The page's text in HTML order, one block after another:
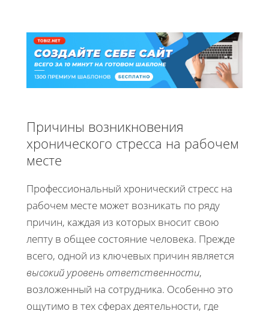
Причины возникновения
хронического стресса на рабочем
месте
Профессиональный хронический стресс на
рабочем месте может возникать по ряду
причин, каждая из которых вносит свою
лепту в общее состояние человека. Прежде
всего, одной из ключевых причин является
высокий уровень ответственности,
возложенный на сотрудника. Особенно это
ощутимо в тех сферах деятельности, где